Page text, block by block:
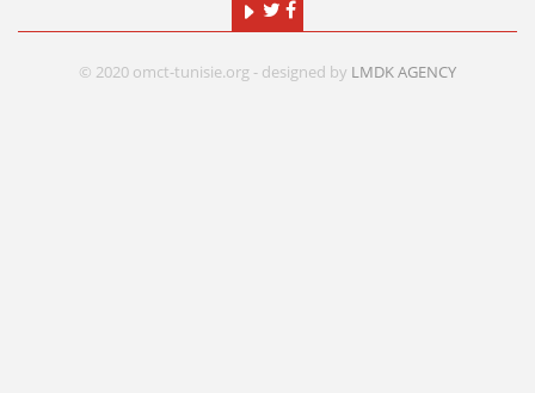
© 2020 omct-tunisie.org - designed by LMDK AGENCY